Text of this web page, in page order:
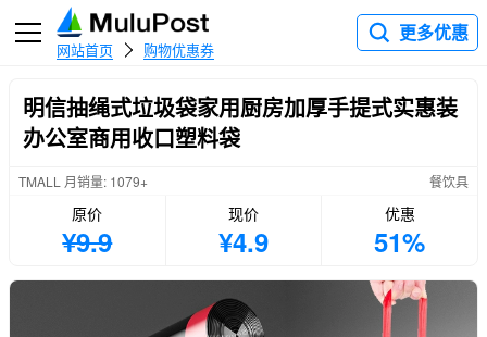
网站首页 购物优惠券
更多优惠
明信抽绳式垃圾袋家用厨房加厚手提式实惠装
办公室商用收口塑料袋
TMALL 月销量: 1079+ 餐饮具
原价
¥9.9
现价
¥4.9
优惠
51%